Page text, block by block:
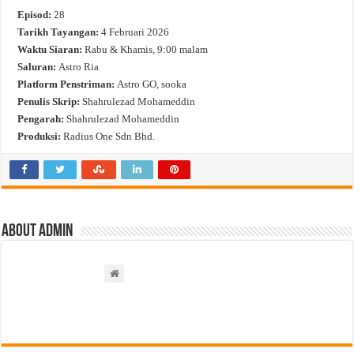
Episod: 28
Tarikh Tayangan: 4 Februari 2026
Waktu Siaran: Rabu & Khamis, 9:00 malam
Saluran: Astro Ria
Platform Penstriman: Astro GO, sooka
Penulis Skrip: Shahrulezad Mohameddin
Pengarah: Shahrulezad Mohameddin
Produksi: Radius One Sdn Bhd.
About admin